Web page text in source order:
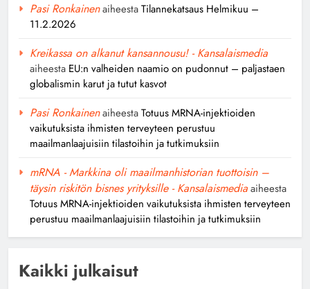
Pasi RonkainenaiheestaTilannekatsaus Helmikuu –
11.2.2026
Kreikassa on alkanut kansannousu! - Kansalaismedia
aiheesta EU:n valheiden naamio on pudonnut – paljastaen
globalismin karut ja tutut kasvot
Pasi RonkainenaiheestaTotuus MRNA-injektioiden
vaikutuksista ihmisten terveyteen perustuu
maailmanlaajuisiin tilastoihin ja tutkimuksiin
mRNA - Markkina oli maailmanhistorian tuottoisin –
täysin riskitön bisnes yrityksille - Kansalaismediaaiheesta
Totuus MRNA-injektioiden vaikutuksista ihmisten terveyteen
perustuu maailmanlaajuisiin tilastoihin ja tutkimuksiin
Kaikki julkaisut